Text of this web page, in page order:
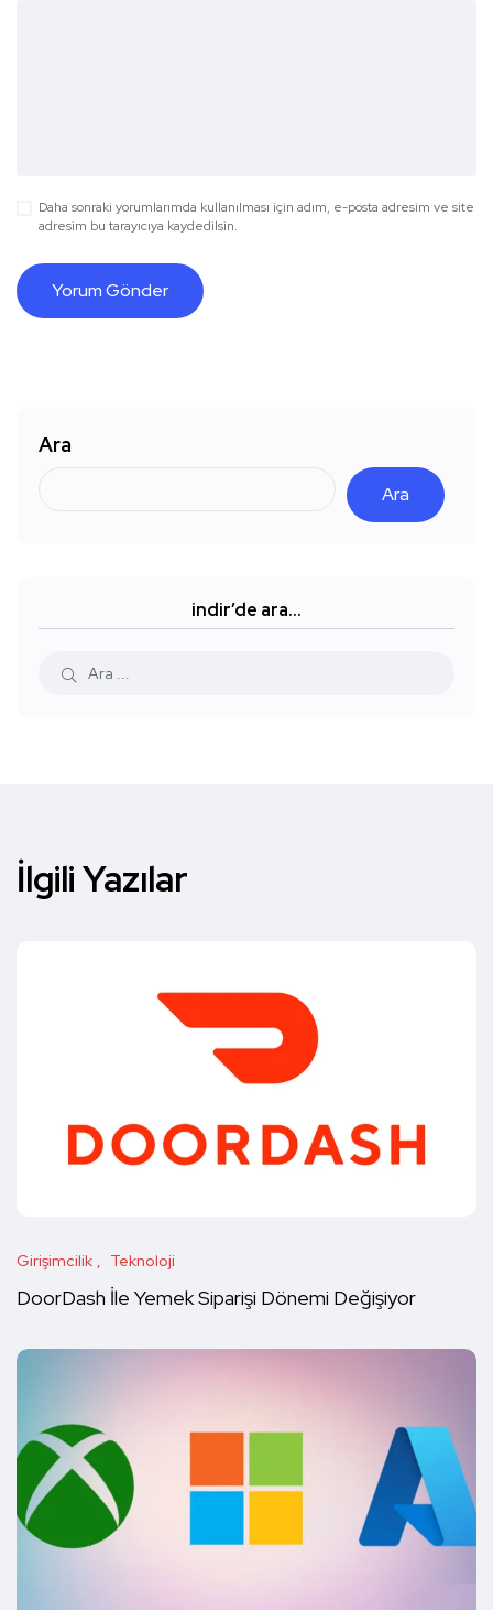
Daha sonraki yorumlarımda kullanılması için adım, e-posta adresim ve site
adresim bu tarayıcıya kaydedilsin.
Ara
Ara
indir’de ara…
İlgili Yazılar
Girişimcilik Teknoloji
DoorDash İle Yemek Siparişi Dönemi Değişiyor